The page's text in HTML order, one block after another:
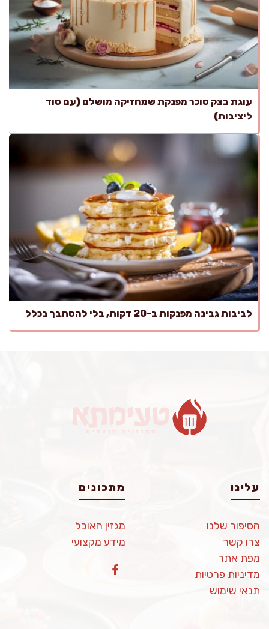
עוגת בצק סוכר מפנקת שמחזיקה מושלם (עם סוד
ליציבות)
לביבות גבינה מפנקות ב-20 דקות, בלי להסתבך בכלל
עלינו
הסיפור שלנו
צרו קשר
מפת אתר
מדיניות פרטיות
תנאי שימוש
מתכונים
מגזין האוכל
מידע מקצועי